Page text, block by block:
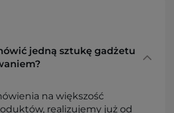
jedną sztukę gadżetu
na większość
realizujemy już od